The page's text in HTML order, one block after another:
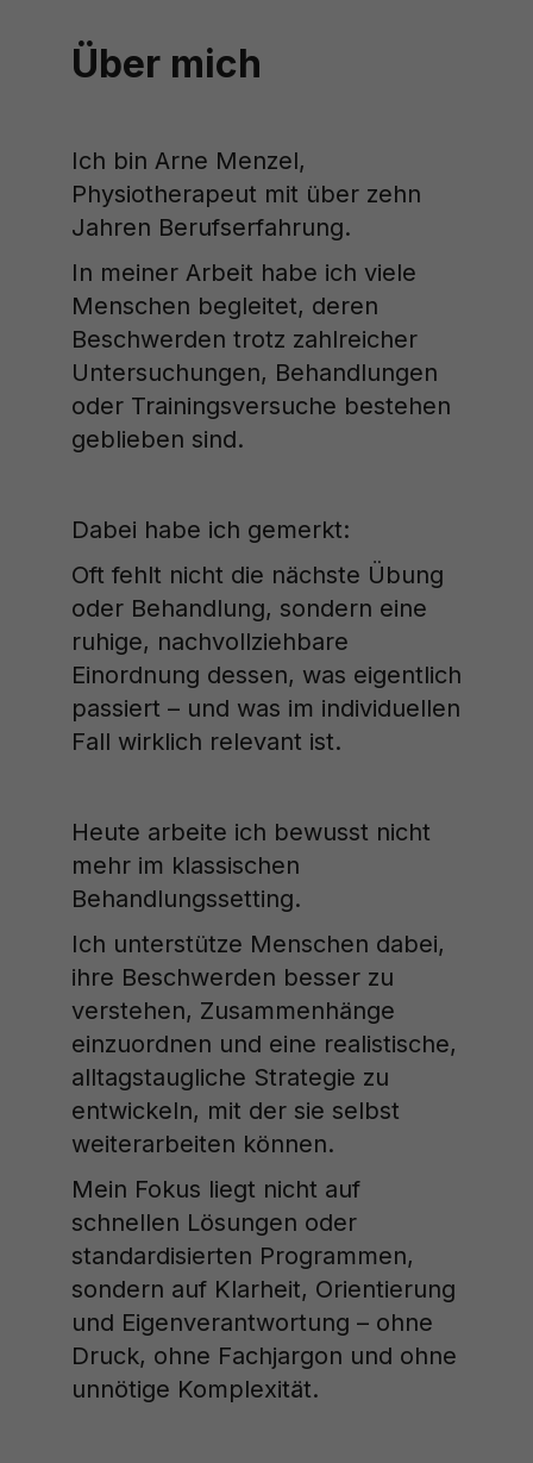
Über mich
Ich bin Arne Menzel,
Physiotherapeut mit über zehn
Jahren Berufserfahrung.
In meiner Arbeit habe ich viele
Menschen begleitet, deren
Beschwerden trotz zahlreicher
Untersuchungen, Behandlungen
oder Trainingsversuche bestehen
geblieben sind.
Dabei habe ich gemerkt:
Oft fehlt nicht die nächste Übung
oder Behandlung, sondern eine
ruhige, nachvollziehbare
Einordnung dessen, was eigentlich
passiert – und was im individuellen
Fall wirklich relevant ist.
Heute arbeite ich bewusst nicht
mehr im klassischen
Behandlungssetting.
Ich unterstütze Menschen dabei,
ihre Beschwerden besser zu
verstehen, Zusammenhänge
einzuordnen und eine realistische,
alltagstaugliche Strategie zu
entwickeln, mit der sie selbst
weiterarbeiten können.
Mein Fokus liegt nicht auf
schnellen Lösungen oder
standardisierten Programmen,
sondern auf Klarheit, Orientierung
und Eigenverantwortung – ohne
Druck, ohne Fachjargon und ohne
unnötige Komplexität.